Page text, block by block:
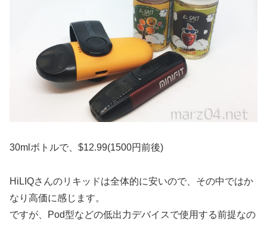
30mlボトルで、$12.99(1500円前後)
HiLIQさんのリキッドは全体的に安いので、その中ではか
なり高価に感じます。
ですが、Pod型などの低出力デバイスで使用する前提なの